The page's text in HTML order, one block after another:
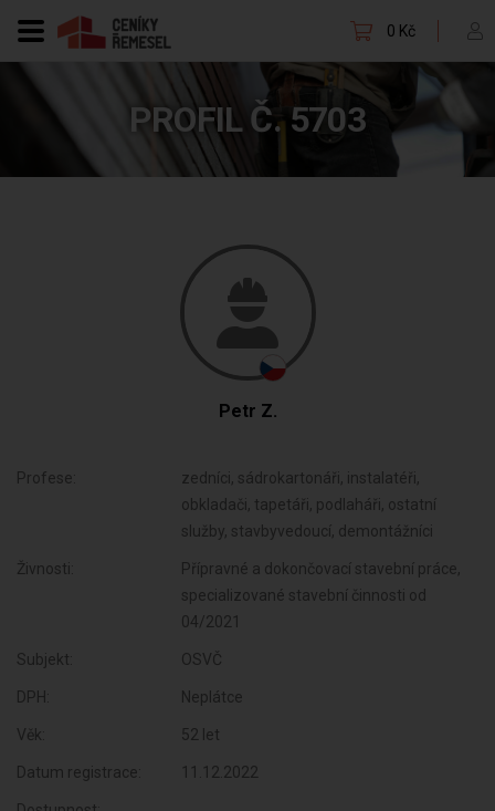
0 Kč
PROFIL Č. 5703
Petr Z.
Profese:
zedníci, sádrokartonáři, instalatéři,
obkladači, tapetáři, podlaháři, ostatní
služby, stavbyvedoucí, demontážníci
Živnosti:
Přípravné a dokončovací stavební práce,
specializované stavební činnosti od
04/2021
Subjekt: OSVČ
DPH: Neplátce
Věk: 52 let
Datum registrace: 11.12.2022